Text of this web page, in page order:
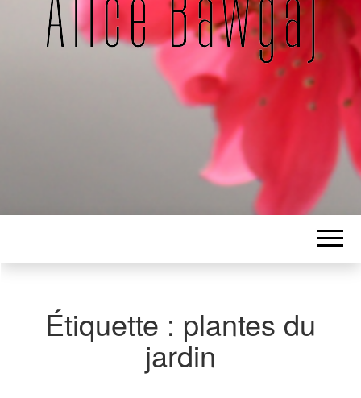
ALICE
BAWGAJ
Les petits mots d'Alice
Étiquette : plantes du
jardin